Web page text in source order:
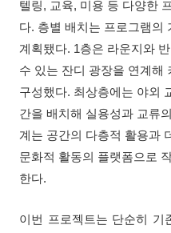
텔링, 교육, 미용 등 다양한
다. 층별 배치는 프로그램의
계획됐다. 1층은 라운지와
수 있는 잔디 광장을 연계해
구성했다. 최상층에는 야외
간을 배치해 실용성과 교류
계는 공간의 다층적 활용과
문화적 활동의 플랫폼으로
한다.
이번 프로젝트는 단순히 기